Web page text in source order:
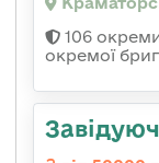
106
окремої